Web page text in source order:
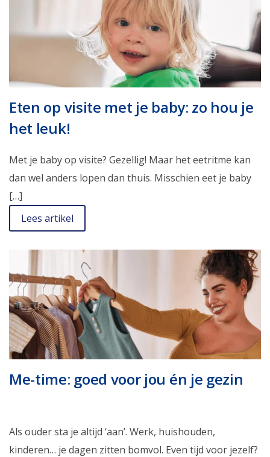
Eten op visite met je baby: zo hou je
het leuk!
Met je baby op visite? Gezellig! Maar het eetritme kan
dan wel anders lopen dan thuis. Misschien eet je baby
[…]
Lees artikel
Me-time: goed voor jou én je gezin
Als ouder sta je altijd ‘aan’. Werk, huishouden,
kinderen… je dagen zitten bomvol. Even tijd voor jezelf?